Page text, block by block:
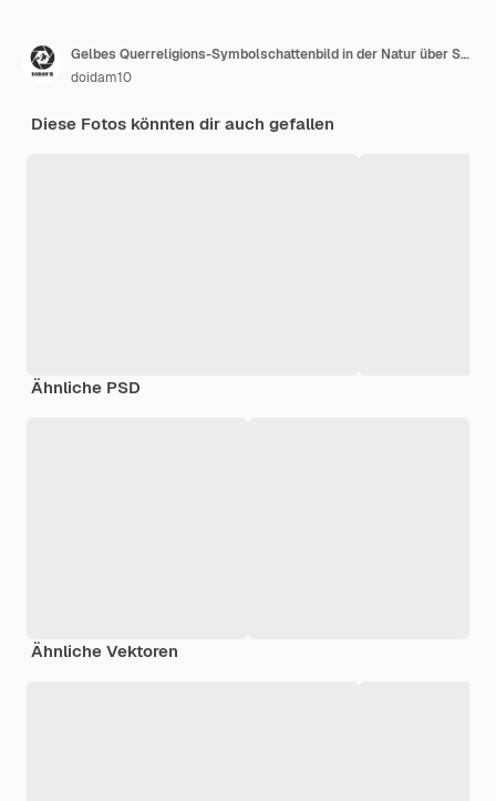
Gelbes Querreligions-Symbolschattenbild in der Natur über Sonnenuntergang
doidam10
Diese Fotos könnten dir auch gefallen
Ähnliche PSD
Ähnliche Vektoren